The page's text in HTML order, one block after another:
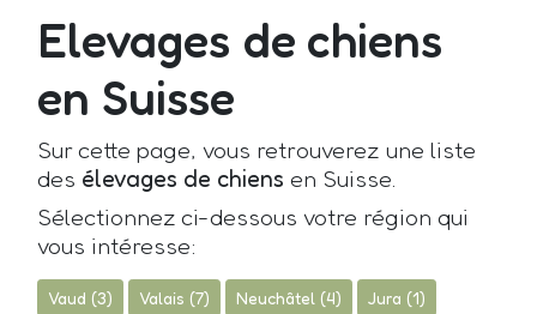
Elevages de chiens
en Suisse
Sur cette page, vous retrouverez une liste
des élevages de chiens en Suisse.
Sélectionnez ci-dessous votre région qui
vous intéresse:
Vaud (3) Valais (7) Neuchâtel (4) Jura (1)